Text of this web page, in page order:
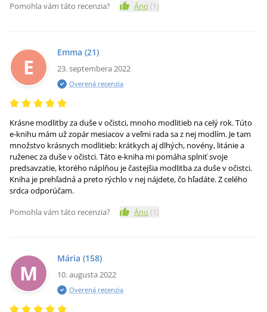
Pomohla vám táto recenzia?
Áno (1)
E
Emma (21)
23. septembera 2022
Overená recenzia
Krásne modlitby za duše v očistci, mnoho modlitieb na celý rok. Túto
e-knihu mám už zopár mesiacov a veľmi rada sa z nej modlím. Je tam
množstvo krásnych modlitieb: krátkych aj dlhých, novény, litánie a
ruženec za duše v očistci. Táto e-kniha mi pomáha splniť svoje
predsavzatie, ktorého náplňou je častejšia modlitba za duše v očistci.
Kniha je prehľadná a preto rýchlo v nej nájdete, čo hľadáte. Z celého
srdca odporúčam.
Pomohla vám táto recenzia?
Áno (1)
M
Mária (158)
10. augusta 2022
Overená recenzia